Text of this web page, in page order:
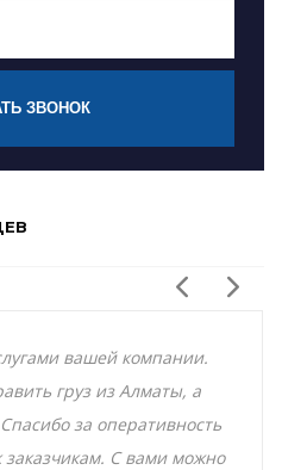
ЗВОНОК
вашей компании.
груз из Алматы, а
за оперативность
С вами можно